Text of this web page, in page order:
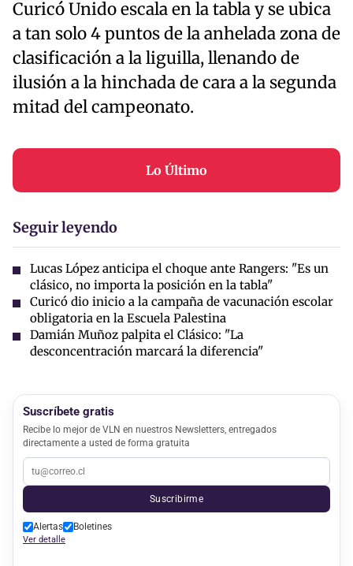
Curicó Unido escala en la tabla y se ubica
a tan solo 4 puntos de la anhelada zona de
clasificación a la liguilla, llenando de
ilusión a la hinchada de cara a la segunda
mitad del campeonato.
Lo Último
Seguir leyendo
Lucas López anticipa el choque ante Rangers: "Es un
clásico, no importa la posición en la tabla"
Curicó dio inicio a la campaña de vacunación escolar
obligatoria en la Escuela Palestina
Damián Muñoz palpita el Clásico: "La
desconcentración marcará la diferencia"
Suscríbete gratis
Recibe lo mejor de VLN en nuestros Newsletters, entregados
directamente a usted de forma gratuita
Suscribirme
Alertas Boletines
Ver detalle